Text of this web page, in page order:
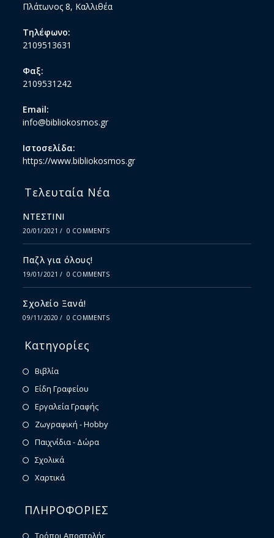
Πλάτωνος 8, Καλλιθέα
Τηλέφωνο:
2109513631
Φαξ:
2109531242
Email:
info@bibliokosmos.gr
Ιστοσελίδα:
https://www.bibliokosmos.gr
Τελευταία Νέα
ΝΤΕΣΤΙΝΙ
20/01/2021 / 0 COMMENTS
Παζλ για όλους!
19/01/2021 / 0 COMMENTS
Σχολείο Ξανά!
09/11/2020 / 0 COMMENTS
Κατηγορίες
Βιβλία
Είδη Γραφείου
Εργαλεία Γραφής
Ζωγραφική - Hobby
Παιχνίδια - Δώρα
Σχολικά
Χαρτικά
ΠΛΗΡΟΦΟΡΙΕΣ
Τρόποι Αποστολής